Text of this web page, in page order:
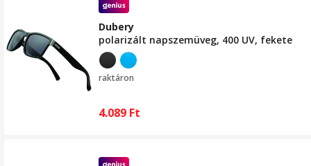
Dubery
polarizált napszemüveg, 400 UV, fekete
raktáron
4.089 Ft